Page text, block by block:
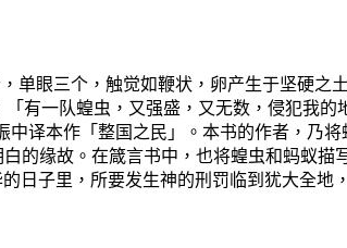
单眼三个，触觉如鞭状，卵产生于坚硬之
有一队蝗虫，又强盛，又无数，侵犯我的
译本作「整国之民」。本书的作者，乃
的缘故。在箴言书中，也将蝗虫和蚂蚁描
日子里，所要发生神的刑罚临到犹大全地